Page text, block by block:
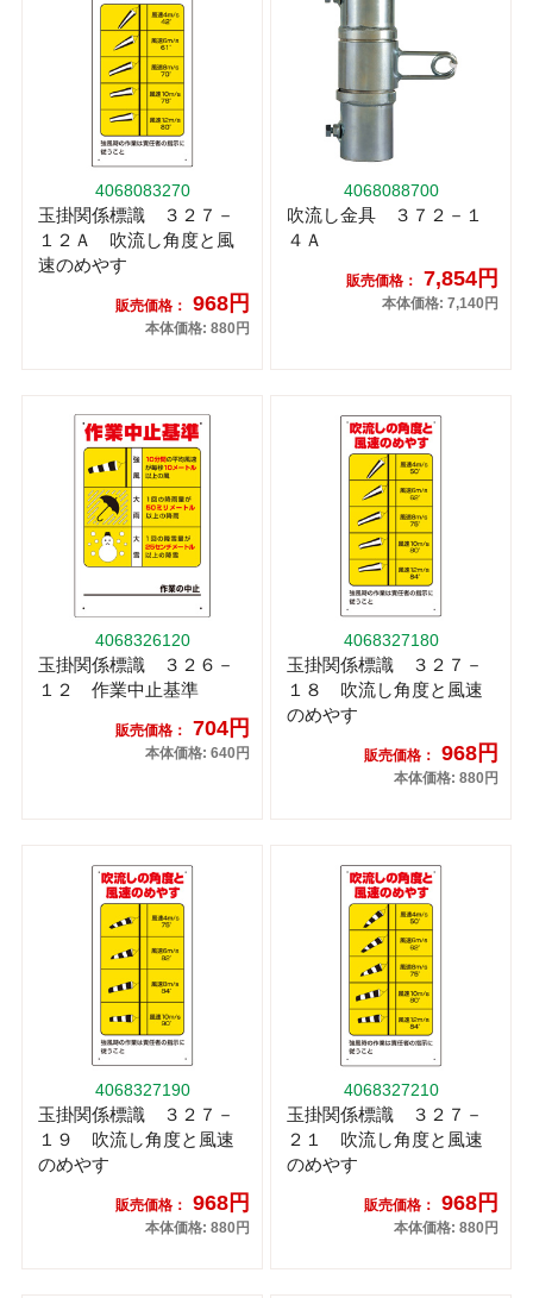
4068083270
玉掛関係標識 ３２７－
１２Ａ 吹流し角度と風
速のめやす
販売価格： 968円
本体価格: 880円
4068088700
吹流し金具 ３７２－１
４Ａ
販売価格： 7,854円
本体価格: 7,140円
4068326120
玉掛関係標識 ３２６－
１２ 作業中止基準
販売価格： 704円
本体価格: 640円
4068327180
玉掛関係標識 ３２７－
１８ 吹流し角度と風速
のめやす
販売価格： 968円
本体価格: 880円
4068327190
玉掛関係標識 ３２７－
１９ 吹流し角度と風速
のめやす
販売価格： 968円
本体価格: 880円
4068327210
玉掛関係標識 ３２７－
２１ 吹流し角度と風速
のめやす
販売価格： 968円
本体価格: 880円